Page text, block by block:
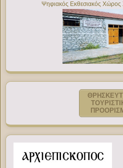
Ψηφιακός Εκθεσιακός Χώρος